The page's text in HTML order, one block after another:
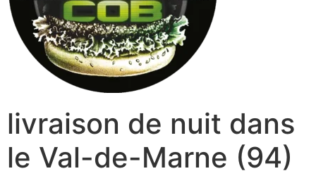
livraison de nuit dans
le Val-de-Marne (94)